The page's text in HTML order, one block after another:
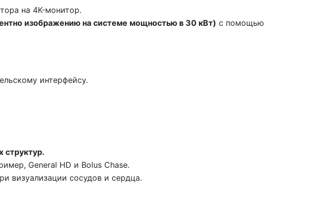
на 4K-монитор.
изображению на системе мощностью в 30 кВт) с помощью
интерфейсу.
структур.
General HD и Bolus Chase.
визуализации сосудов и сердца.